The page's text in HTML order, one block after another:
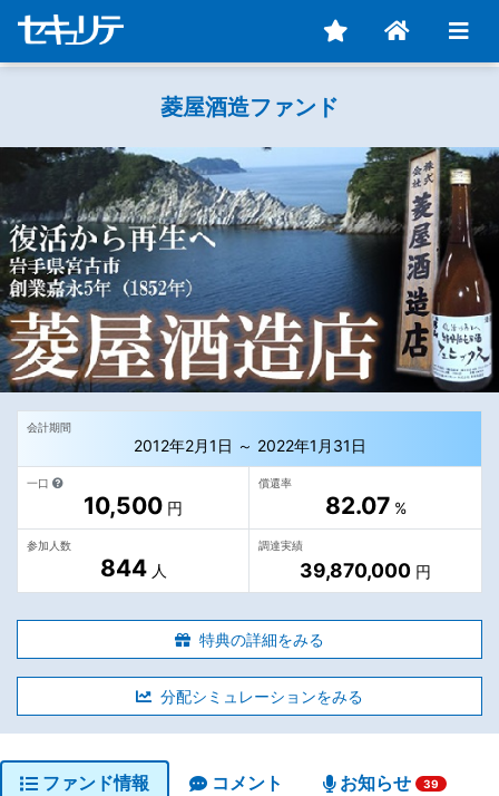
菱屋酒造ファンド
会計期間
2012年2月1日 ～ 2022年1月31日
一口
10,500 円
償還率
82.07 %
参加人数
844人
調達実績
39,870,000 円
特典の詳細をみる
分配シミュレーションをみる
ファンド情報 コメント お知らせ 39